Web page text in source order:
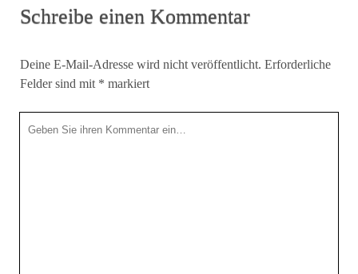
Schreibe einen Kommentar
Deine E-Mail-Adresse wird nicht veröffentlicht. Erforderliche
Felder sind mit * markiert